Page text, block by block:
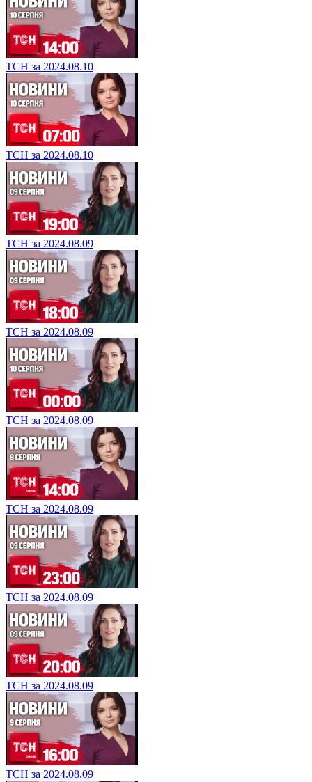
ТСН за 2024.08.10
ТСН за 2024.08.10
ТСН за 2024.08.09
ТСН за 2024.08.09
ТСН за 2024.08.09
ТСН за 2024.08.09
ТСН за 2024.08.09
ТСН за 2024.08.09
ТСН за 2024.08.09